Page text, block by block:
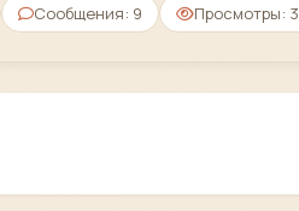
Сообщения: 9 Просмотры: